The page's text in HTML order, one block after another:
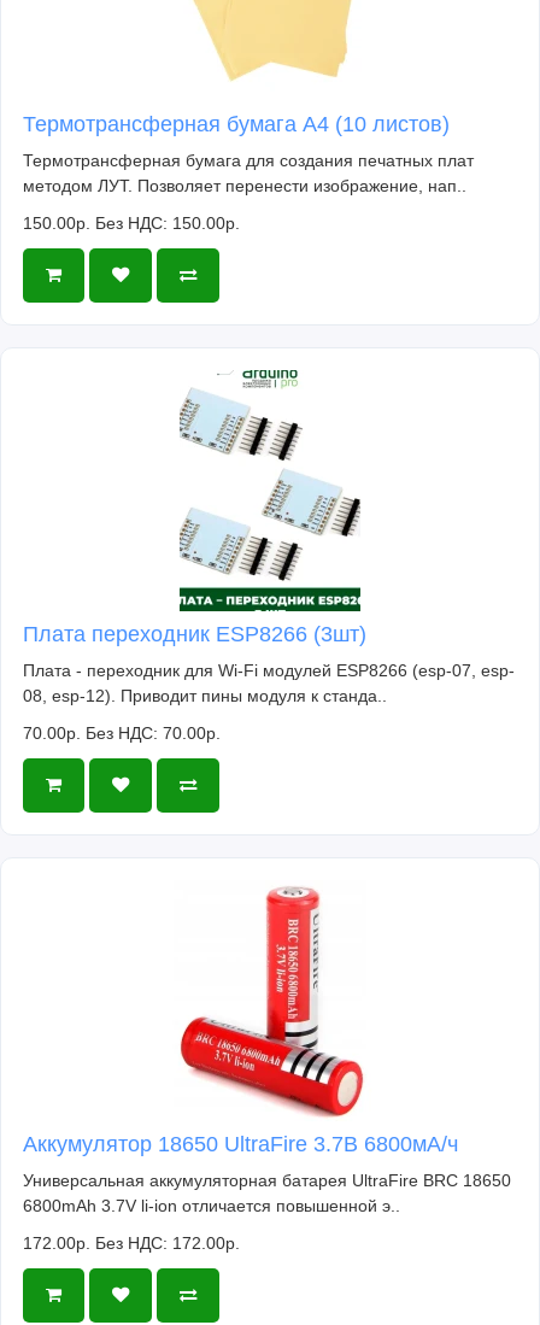
Термотрансферная бумага А4 (10 листов)
Термотрансферная бумага для создания печатных плат
методом ЛУТ. Позволяет перенести изображение, нап..
150.00р. Без НДС: 150.00р.
Плата переходник ESP8266 (3шт)
Плата - переходник для Wi-Fi модулей ESP8266 (esp-07, esp-
08, esp-12). Приводит пины модуля к станда..
70.00р. Без НДС: 70.00р.
Аккумулятор 18650 UltraFire 3.7В 6800мА/ч
Универсальная аккумуляторная батарея UltraFire BRC 18650
6800mAh 3.7V li-ion отличается повышенной э..
172.00р. Без НДС: 172.00р.